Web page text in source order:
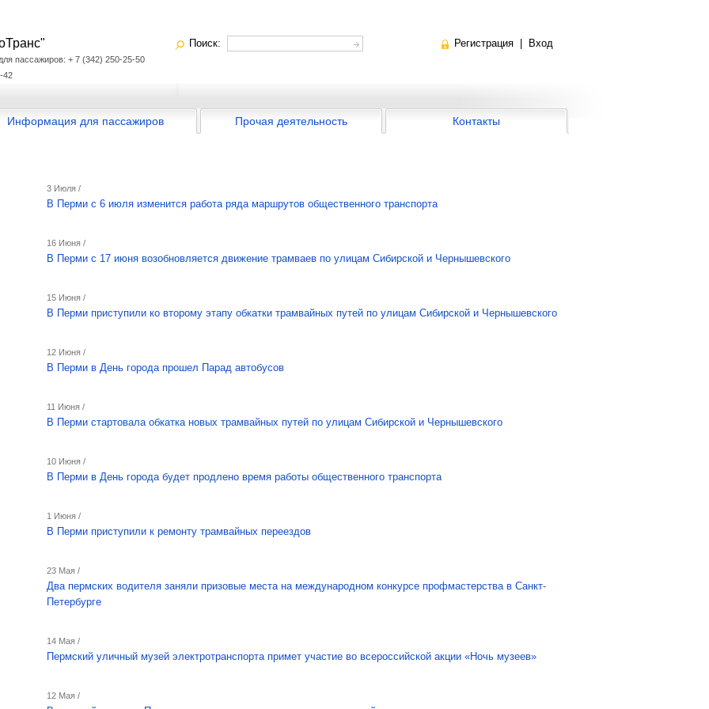
пассажиров: + 7 (342) 250-25-50
42
Поиск: Регистрация Вход
Информация для пассажиров Прочая деятельность Контакты
3 Июля /
В Перми с 6 июля изменится работа ряда маршрутов общественного транспорта
16 Июня /
В Перми с 17 июня возобновляется движение трамваев по улицам Сибирской и Чернышевского
15 Июня /
В Перми приступили ко второму этапу обкатки трамвайных путей по улицам Сибирской и Чернышевского
12 Июня /
В Перми в День города прошел Парад автобусов
11 Июня /
В Перми стартовала обкатка новых трамвайных путей по улицам Сибирской и Чернышевского
10 Июня /
В Перми в День города будет продлено время работы общественного транспорта
1 Июня /
В Перми приступили к ремонту трамвайных переездов
23 Мая /
Два пермских водителя заняли призовые места на международном конкурсе профмастерства в Санкт-
Петербурге
14 Мая /
Пермский уличный музей электротранспорта примет участие во всероссийской акции «Ночь музеев»
12 Мая /